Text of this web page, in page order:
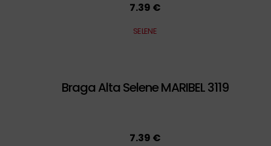
7.39 €
SELENE
Braga Alta Selene MARIBEL 3119
7.39 €